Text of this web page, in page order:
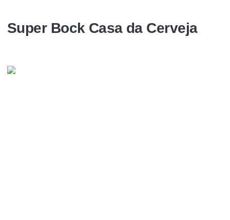
Super Bock Casa da Cerveja